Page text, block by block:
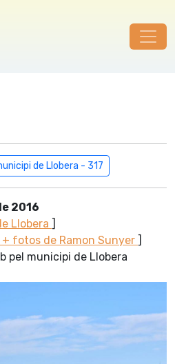
de Llobera - 317
2016
Llobera ]
+ fotos de Ramon Sunyer ]
pel municipi de Llobera